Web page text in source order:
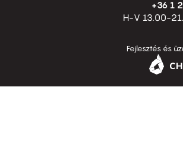
+36 1
H-V 13.00-
Fejlesztés és